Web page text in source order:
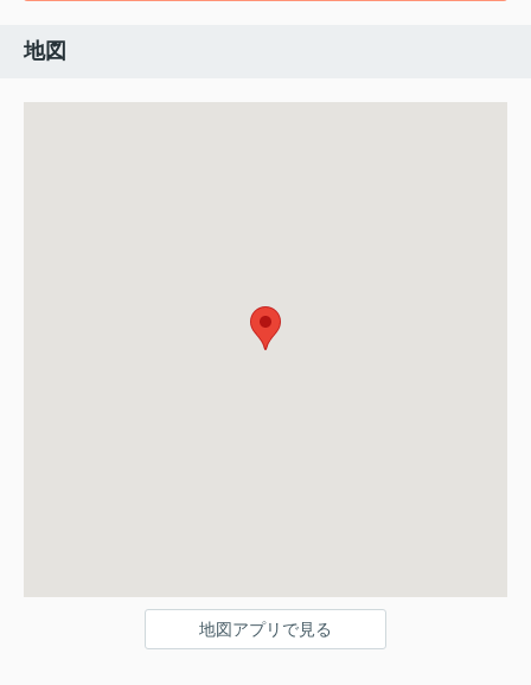
地図
地図アプリで見る